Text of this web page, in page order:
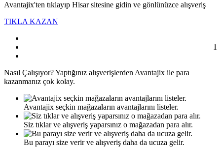
Avantajix'ten tıklayıp Hisar sitesine gidin ve gönlünüzce alışveriş
TIKLA KAZAN
1
Nasıl Çalışıyor?Yaptığınız alışverişlerden Avantajix ile para
kazanmanız çok kolay.
Avantajix seçkin mağazaların avantajlarını listeler.
Siz tıklar ve alışveriş yaparsınız o mağazadan para alır.
Bu parayı size verir ve alışveriş daha da ucuza gelir.